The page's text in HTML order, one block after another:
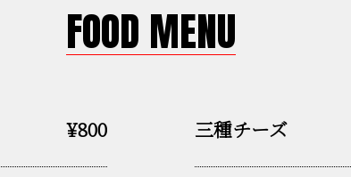
FOOD MENU
¥800 三種チーズ